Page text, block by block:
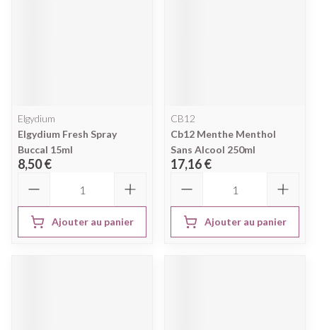
Elgydium
Elgydium Fresh Spray
Buccal 15ml
8,50 €
Ajouter au panier
CB12
Cb12 Menthe Menthol
Sans Alcool 250ml
17,16 €
Ajouter au panier